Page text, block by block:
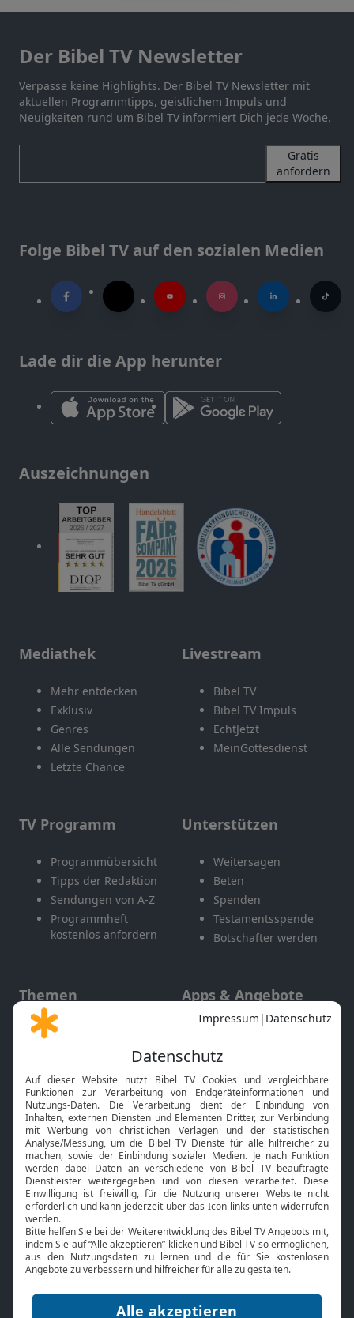
Der Bibel TV Newsletter
Verpasse keine Highlights. Der Bibel TV Newsletter mit
aktuellen Programmtipps, geistlichem Impuls und
Neuigkeiten rund um Bibel TV informiert Dich jede Woche.
Gratis
anfordern
Folge Bibel TV auf den sozialen Medien
Lade dir die App herunter
Auszeichnungen
Mediathek
Mehr entdecken
Exklusiv
Genres
Alle Sendungen
Letzte Chance
Livestream
Bibel TV
Bibel TV Impuls
EchtJetzt
MeinGottesdienst
TV Programm
Programmübersicht
Tipps der Redaktion
Sendungen von A-Z
Programmheft
kostenlos anfordern
Unterstützen
Weitersagen
Beten
Spenden
Testamentsspende
Botschafter werden
Themen
Gott und Bibel erklärt
Neuigkeiten
Apps & Angebote
Mobile App
Smart TV
HbbTV
Bibelthek Online-Bibel
Nächster Gottesdienst
Bibel TV
Über uns
Jobs
Mediadaten
Service
Kontakt
TV-Empfang